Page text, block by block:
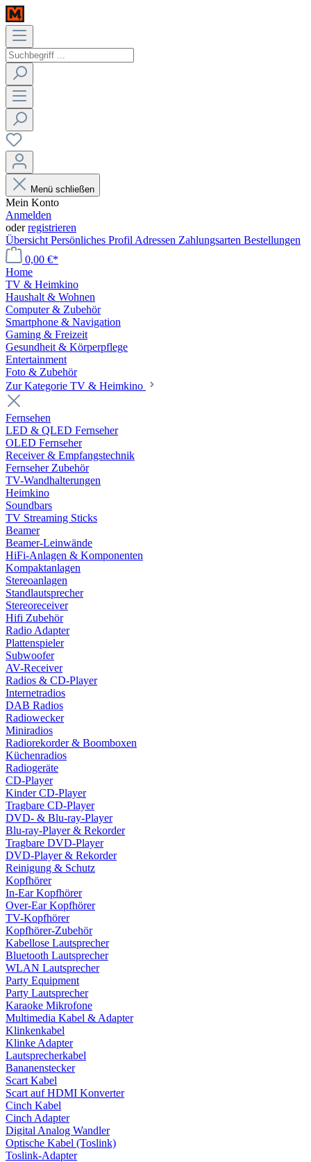
Menü schließen
Mein Konto
Anmelden
oderregistrieren
Übersicht Persönliches Profil Adressen Zahlungsarten Bestellungen
0,00 €*
Home
TV & Heimkino
Haushalt & Wohnen
Computer & Zubehör
Smartphone & Navigation
Gaming & Freizeit
Gesundheit & Körperpflege
Entertainment
Foto & Zubehör
Zur Kategorie TV & Heimkino
Fernsehen
LED & QLED Fernseher
OLED Fernseher
Receiver & Empfangstechnik
Fernseher Zubehör
TV-Wandhalterungen
Heimkino
Soundbars
TV Streaming Sticks
Beamer
Beamer-Leinwände
HiFi-Anlagen & Komponenten
Kompaktanlagen
Stereoanlagen
Standlautsprecher
Stereoreceiver
Hifi Zubehör
Radio Adapter
Plattenspieler
Subwoofer
AV-Receiver
Radios & CD-Player
Internetradios
DAB Radios
Radiowecker
Miniradios
Radiorekorder & Boomboxen
Küchenradios
Radiogeräte
CD-Player
Kinder CD-Player
Tragbare CD-Player
DVD- & Blu-ray-Player
Blu-ray-Player & Rekorder
Tragbare DVD-Player
DVD-Player & Rekorder
Reinigung & Schutz
Kopfhörer
In-Ear Kopfhörer
Over-Ear Kopfhörer
TV-Kopfhörer
Kopfhörer-Zubehör
Kabellose Lautsprecher
Bluetooth Lautsprecher
WLAN Lautsprecher
Party Equipment
Party Lautsprecher
Karaoke Mikrofone
Multimedia Kabel & Adapter
Klinkenkabel
Klinke Adapter
Lautsprecherkabel
Bananenstecker
Scart Kabel
Scart auf HDMI Konverter
Cinch Kabel
Cinch Adapter
Digital Analog Wandler
Optische Kabel (Toslink)
Toslink-Adapter